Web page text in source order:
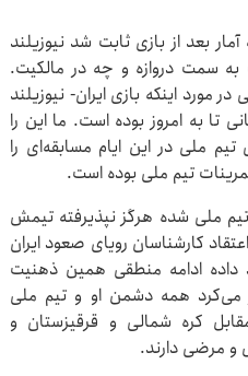
بعد از بازی ثابت شد نیوزیلند
به سمت دروازه و چه در مالکیت.
مورد اینکه بازی ایران- نیوزیلند
تا به امروز بوده است. ما این را
ملی در این ایام مسابقه‌ای را
تیم ملی بوده است.
ملی شده هرگز نپذیرفته تیمش
کارشناسان رویای صعود ایران
را به باد داده ادامه منطقی همین ذهنیت
می‌کرد همه دشمن او و تیم ملی
کره شمالی و قرقیزستان و
و مرضی دارند.